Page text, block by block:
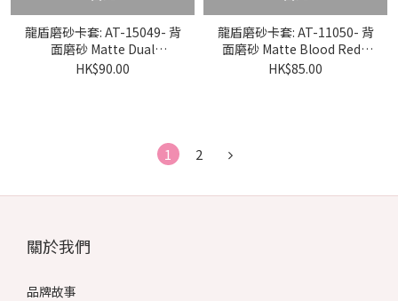
龍盾磨砂卡套: AT-15049- 背
面磨砂 Matte Dual
Eucalyptus - 標準尺寸
HK$90.00
龍盾磨砂卡套: AT-11050- 背
面磨砂 Matte Blood Red -
標準尺寸
HK$85.00
1 2
關於我們
品牌故事